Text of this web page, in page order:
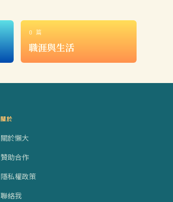
0 篇
職涯與生活
關於
關於懶大
贊助合作
隱私權政策
聯絡我